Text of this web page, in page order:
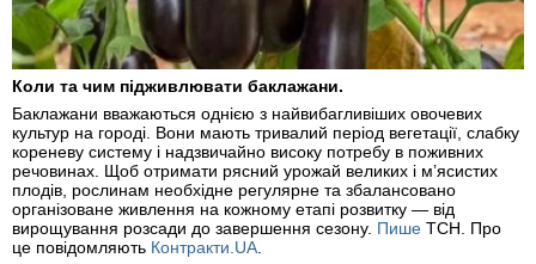
Коли та чим підживлювати баклажани.
Баклажани вважаються однією з найвибагливіших овочевих
культур на городі. Вони мають тривалий період вегетації, слабку
кореневу систему і надзвичайно високу потребу в поживних
речовинах. Щоб отримати рясний урожай великих і м’ясистих
плодів, рослинам необхідне регулярне та збалансовано
організоване живлення на кожному етапі розвитку — від
вирощування розсади до завершення сезону. Пише ТСН. Про
це повідомляють Контракти.UA.